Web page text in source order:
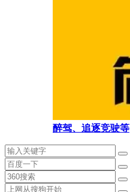
醉驾、追逐竞驶等